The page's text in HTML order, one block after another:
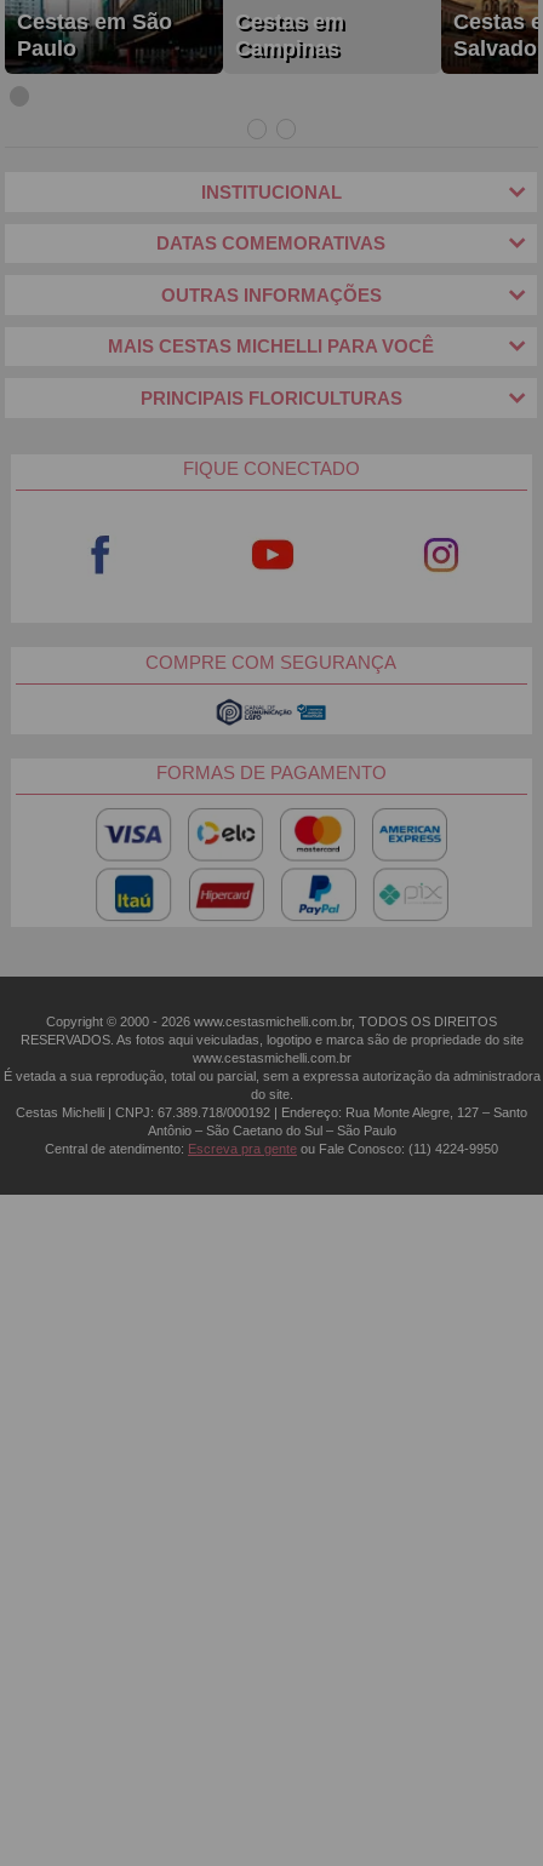
Cestas em São
Paulo
Cestas em
Campinas
Cestas
INSTITUCIONAL
DATAS COMEMORATIVAS
OUTRAS INFORMAÇÕES
MAIS CESTAS MICHELLI PARA VOCÊ
PRINCIPAIS FLORICULTURAS
FIQUE CONECTADO
COMPRE COM SEGURANÇA
FORMAS DE PAGAMENTO
Copyright © 2000 - ­2026 www.cestasmichelli.com.br, TODOS OS DIREITOS
RESERVADOS. As fotos aqui veiculadas, logotipo e marca são de propriedade do site
www.cestasmichelli.com.br
É vetada a sua reprodução, total ou parcial, sem a expressa autorização da administradora
do site.
Cestas Michelli | CNPJ: 67.389.718/0001­92 | Endereço: Rua Monte Alegre, 127 – Santo
Antônio – São Caetano do Sul – São Paulo
Central de atendimento: Escreva pra gente ou Fale Conosco: (11) 4224-9950